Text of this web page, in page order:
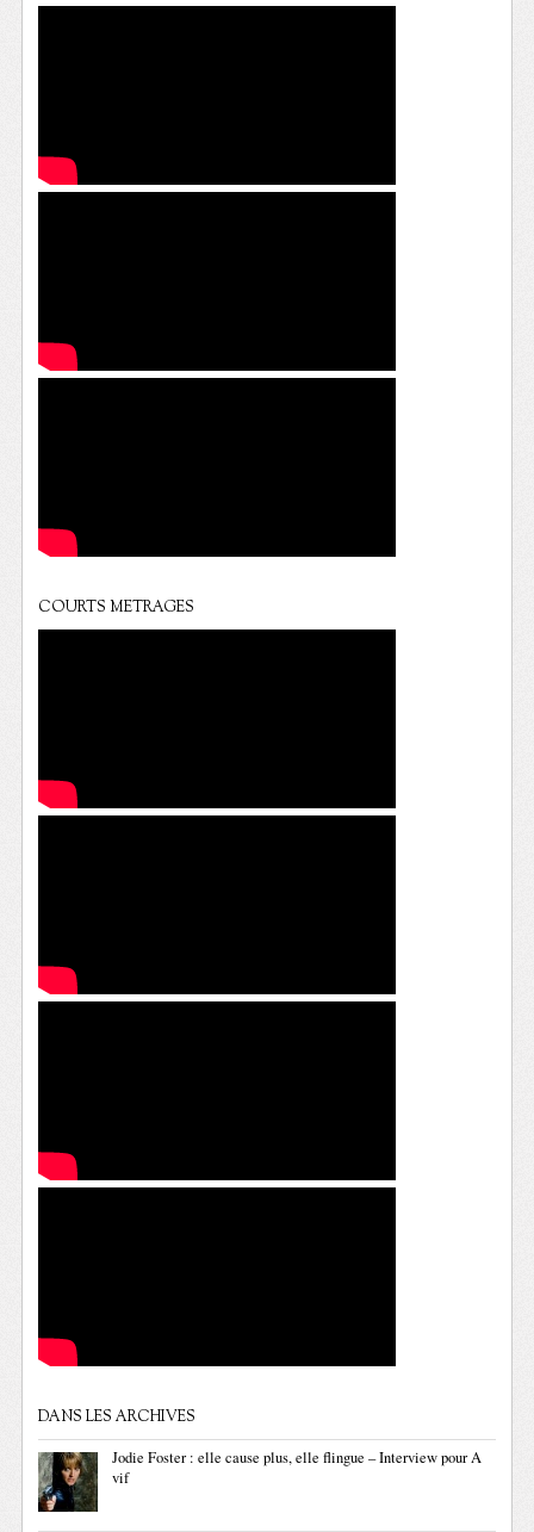
COURTS METRAGES
DANS LES ARCHIVES
Jodie Foster : elle cause plus, elle flingue – Interview pour A
vif